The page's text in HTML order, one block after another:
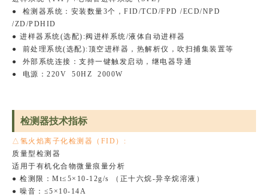
● 检测器系统：安装数量3个，FID/TCD/FPD /ECD/NPD
/ZD/PDHID
● 进样器系统(选配):阀进样系统/液体自动进样器
● 前处理系统(选配):顶空进样器，热解析仪， 吹扫捕集装置等
● 外部系统连接：支持一键触发启动，继电器导通
● 电源：220V 50HZ 2000W
检测器技术指标
△氢火焰离子化检测器（FID）:
质量型检测器
适用于有机化合物微量痕量分析
● 检测限：Mt≤5×10-12g/s （正十六烷-异辛烷溶液）
● 噪音：≤5×10-14A